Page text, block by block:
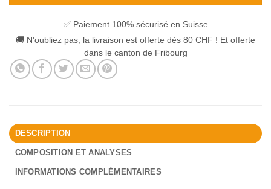
✅ Paiement 100% sécurisé en Suisse
🚚 N'oubliez pas, la livraison est offerte dès 80 CHF ! Et offerte
dans le canton de Fribourg
DESCRIPTION
COMPOSITION ET ANALYSES
INFORMATIONS COMPLÉMENTAIRES